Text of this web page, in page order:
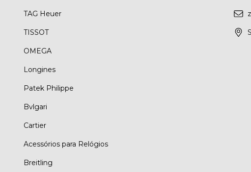
TAG Heuer
TISSOT
OMEGA
Longines
Patek Philippe
Bvlgari
Cartier
Acessórios para Relógios
Breitling